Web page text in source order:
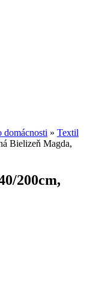
domácnosti » Textil
Bielizeň Magda,
200cm,